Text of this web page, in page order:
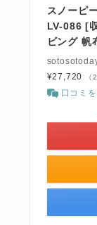
スノーピ
LV-086 [
ビング 帆
¥27,720
口コミ